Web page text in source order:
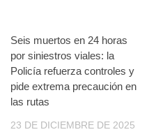
Seis muertos en 24 horas
por siniestros viales: la
Policía refuerza controles y
pide extrema precaución en
las rutas
23 DE DICIEMBRE DE 2025